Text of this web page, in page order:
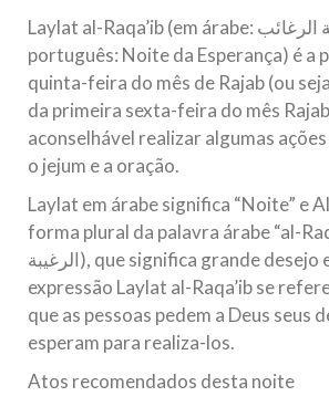
10 DE NOVEMBRO DE 2013
Falecimento do Imam Ali Ibn
(A.S.)
Em nome de Deus, o Clemente, o
data em que relembramos o martírio do
muçulmanos, o Imam Ali Ibn Al-Hussein
NOTÍCIAS
3 DE JULHO DE 2014
Centro Islâmico no Brasil
ministro das Relações
República Islâmica do Irã
Laylat al-Raqa’ib (em árabe: ليلة الرغائب, em
português: Noite da Esperança) é a
quinta-feira do mês de Rajab (ou
da primeira sexta-feira do mês
aconselhável realizar algumas
o jejum e a oração.
Laylat em árabe significa “Noite” e
forma plural da palavra árabe “al-
الرغيبة), que significa grande desejo e esperança. A
expressão Laylat al-Raqa’ib se
que as pessoas pedem a Deus seus
esperam para realiza-los.
Atos recomendados desta noite